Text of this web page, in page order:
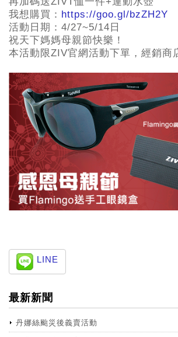
我想購買： https://goo.gl/bzZH2Y
活動日期：4/27~5/14日
祝天下媽媽母親節快樂！
本活動限ZIV官網活動下單，經銷商
LINE
最新新聞
丹娜絲颱災後義賣活動